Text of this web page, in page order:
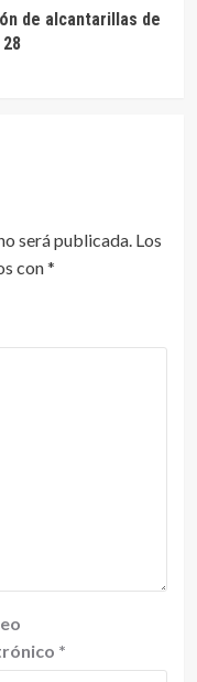
de alcantarillas de
será publicada. Los
con*
*